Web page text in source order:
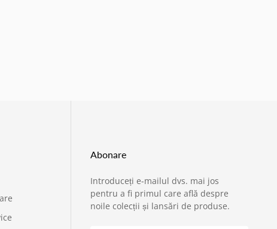
Abonare
Introduceți e-mailul dvs. mai jos
pentru a fi primul care află despre
noile colecții și lansări de produse.
Service si garantii